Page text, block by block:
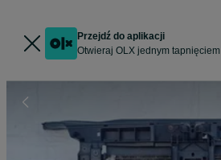
Przejdź do aplikacji
Otwieraj OLX jednym tapnięciem